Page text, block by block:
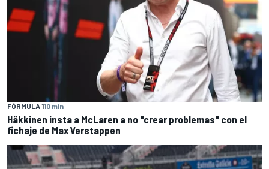
FÓRMULA 110 min
Häkkinen insta a McLaren a no "crear problemas" con el
fichaje de Max Verstappen